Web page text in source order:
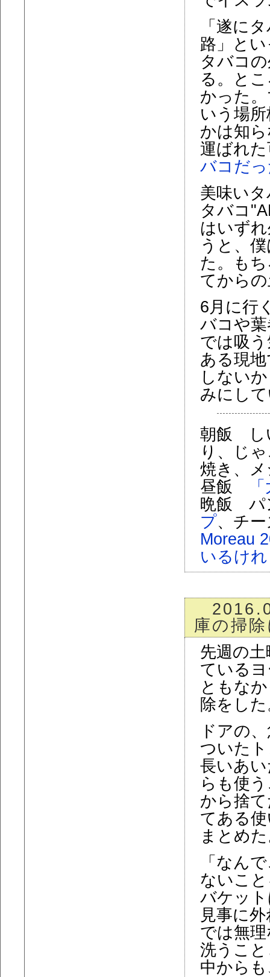
「遂に
路」と
タバコ
る。と
かった
いう場
かは知
運ばれ
バコだ
美味い
タバコ
はいず
うと、
た。も
てから
6月に行
バコや
では吸
ある現
しない
みにし
朝飯 し
り、じ
焼き、
昼飯
晩飯 パ
プ、チ
Moreau
いるけ
庫の掃
先週の
ている
ともな
除をし
ドアの
ついた
長いあ
らも使
から捨
てある
まとめ
「なん
ないこ
バケッ
見事に
では無
洗うこ
中から